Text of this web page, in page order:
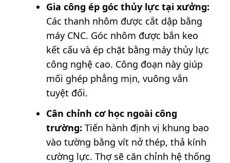
Gia công ép góc thủy lực tại xưởng:
Các thanh nhôm được cắt dập bằng
máy CNC. Góc nhôm được bắn keo
kết cấu và ép chặt bằng máy thủy lực
công nghệ cao. Công đoạn này giúp
mối ghép phẳng mịn, vuông vắn
tuyệt đối.
Cân chỉnh cơ học ngoài công
trường: Tiến hành định vị khung bao
vào tường bằng vít nở thép, thả kính
cường lực. Thợ sẽ căn chỉnh hệ thống